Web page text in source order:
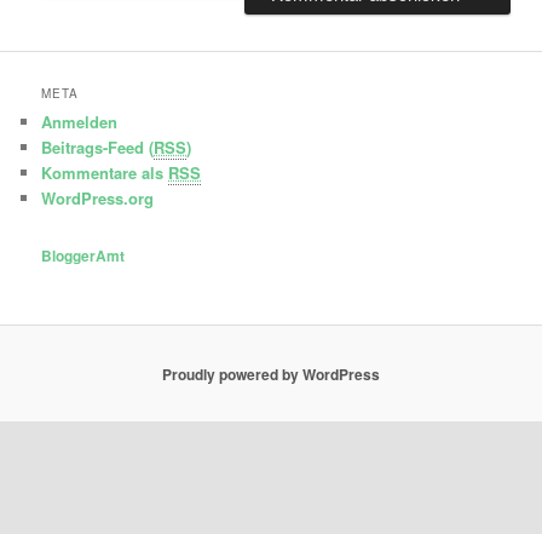
META
Anmelden
Beitrags-Feed (RSS)
Kommentare als RSS
WordPress.org
BloggerAmt
Proudly powered by WordPress